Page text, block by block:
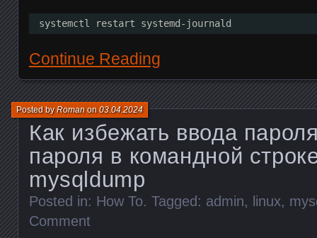
systemctl restart systemd-journald
Continue Reading
Как избежать ввода
пароля в командной
mysqldump
Posted byRomanon03.04.2024
Posted in: How To. Tagged: admin, linux,
Comment